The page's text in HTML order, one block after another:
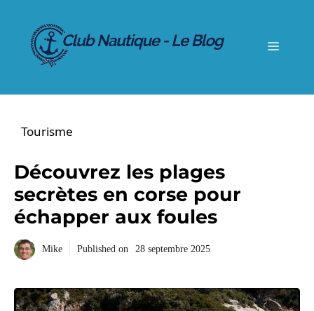
contenu
Menu
Tourisme
Découvrez les plages
secrètes en corse pour
échapper aux foules
Mike Published on 28 septembre 2025